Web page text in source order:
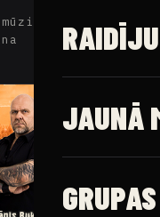
JAUNĀ
GRUPAS